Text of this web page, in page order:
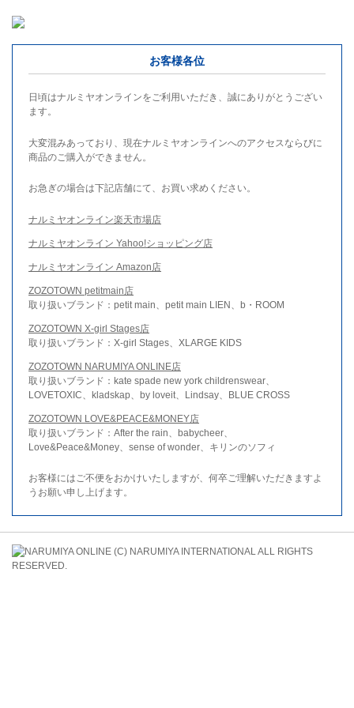
お客様各位
日頃はナルミヤオンラインをご利用いただき、誠にありがとうござい
ます。
大変混みあっており、現在ナルミヤオンラインへのアクセスならびに
商品のご購入ができません。
お急ぎの場合は下記店舗にて、お買い求めください。
ナルミヤオンライン楽天市場店
ナルミヤオンライン Yahoo!ショッピング店
ナルミヤオンライン Amazon店
ZOZOTOWN petitmain店
取り扱いブランド：petit main、petit main LIEN、b・ROOM
ZOZOTOWN X-girl Stages店
取り扱いブランド：X-girl Stages、XLARGE KIDS
ZOZOTOWN NARUMIYA ONLINE店
取り扱いブランド：kate spade new york childrenswear、
LOVETOXIC、kladskap、by loveit、Lindsay、BLUE CROSS
ZOZOTOWN LOVE&PEACE&MONEY店
取り扱いブランド：After the rain、babycheer、
Love&Peace&Money、sense of wonder、キリンのソフィ
お客様にはご不便をおかけいたしますが、何卒ご理解いただきますよ
うお願い申し上げます。